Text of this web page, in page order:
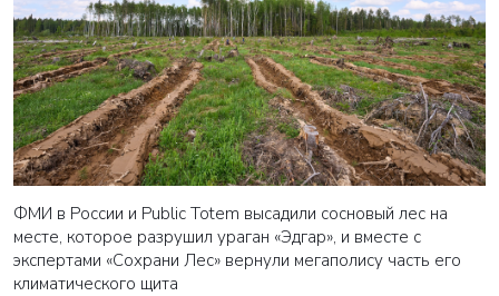
ФМИ в России и Public Totem высадили сосновый лес на
месте, которое разрушил ураган «Эдгар», и вместе с
экспертами «Сохрани Лес» вернули мегаполису часть его
климатического щита